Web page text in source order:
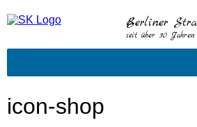
Berliner
seit über 30 Jahren
icon-shop